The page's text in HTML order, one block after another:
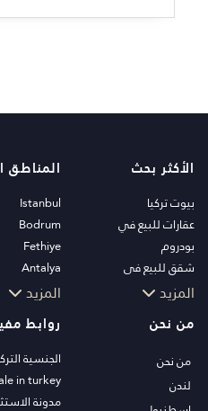
الأكثر بحث
بيوت تركيا
عقارات للبيع في
بودروم
شقق للبيع في
اسطنبول
فلل بودروم
شقق للبيع في انطاليا
منازل انطاليا
المزيد
Istanbul
Bodrum
Fethiye
Antalya
Kalkan
Kas
Bursa
Gocek
Side
المزيد
من نحن
من نحن
لندن
روابط
الجنسية
in turkey
مدونة